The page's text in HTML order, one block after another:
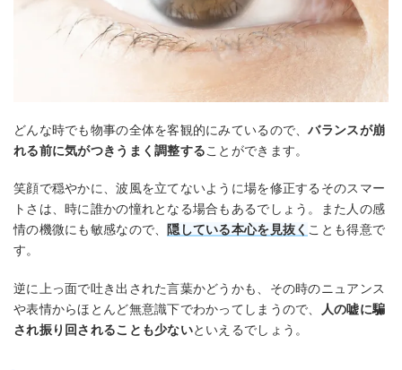
どんな時でも物事の全体を客観的にみているので、バランスが崩
れる前に気がつきうまく調整することができます。
笑顔で穏やかに、波風を立てないように場を修正するそのスマー
トさは、時に誰かの憧れとなる場合もあるでしょう。また人の感
情の機微にも敏感なので、
隠している本心を見抜く ことも得意で
す。
逆に上っ面で吐き出された言葉かどうかも、その時のニュアンス
や表情からほとんど無意識下でわかってしまうので、
人の嘘に騙
され振り回されることも少ないといえるでしょう。